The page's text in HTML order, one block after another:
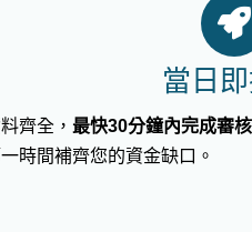
當日
齊全， 最快30分鐘內完成審核
時間補齊您的資金缺口。